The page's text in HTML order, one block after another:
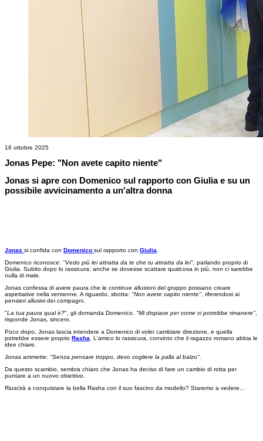
16 ottobre 2025
Jonas Pepe: "Non avete capito niente"
Jonas si apre con Domenico sul rapporto con Giulia e su un
possibile avvicinamento a un'altra donna
Jonas si confida con Domenico sul rapporto con Giulia.
Domenico riconosce: "Vedo più lei attratta da te che tu attratta da lei", parlando proprio di
Giulia. Subito dopo lo rassicura: anche se dovesse scattare qualcosa in più, non ci sarebbe
nulla di male.
Jonas confessa di avere paura che le continue allusioni del gruppo possano creare
aspettative nella ventenne. A riguardo, sbotta: "Non avete capito niente", riferendosi ai
pensieri allusivi dei compagni.
"La tua paura qual è?", gli domanda Domenico. "Mi dispiace per come ci potrebbe rimanere",
risponde Jonas, sincero.
Poco dopo, Jonas lascia intendere a Domenico di voler cambiare direzione, e quella
potrebbe essere proprio Rasha. L'amico lo rassicura, convinto che il ragazzo romano abbia le
idee chiare.
Jonas ammette: "Senza pensare troppo, devo cogliere la palla al balzo".
Da questo scambio, sembra chiaro che Jonas ha deciso di fare un cambio di rotta per
puntare a un nuovo obiettivo.
Riuscirà a conquistare la bella Rasha con il suo fascino da modello? Staremo a vedere...